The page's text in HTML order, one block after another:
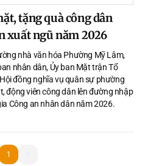
tặng quà công dân
xuất ngũ năm 2026
nhà văn hóa Phường Mỹ Lâm,
nhân dân, Ủy ban Mặt trận Tổ
đồng nghĩa vụ quân sự phường
động viên công dân lên đường nhập
Công an nhân dân năm 2026.
11